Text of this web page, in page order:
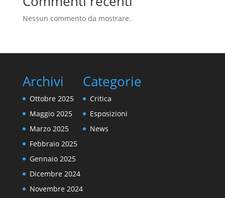
Nessun commento da mostrare.
Archivi
Ottobre 2025
Maggio 2025
Marzo 2025
Febbraio 2025
Gennaio 2025
Dicembre 2024
Novembre 2024
Categorie
Critica
Esposizioni
News